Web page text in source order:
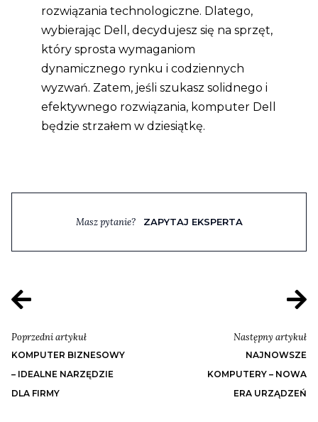
rozwiązania technologiczne. Dlatego,
wybierając Dell, decydujesz się na sprzęt,
który sprosta wymaganiom
dynamicznego rynku i codziennych
wyzwań. Zatem, jeśli szukasz solidnego i
efektywnego rozwiązania, komputer Dell
będzie strzałem w dziesiątkę.
Masz pytanie? ZAPYTAJ EKSPERTA
Poprzedni artykuł
KOMPUTER BIZNESOWY
– IDEALNE NARZĘDZIE
DLA FIRMY
Następny artykuł
NAJNOWSZE
KOMPUTERY – NOWA
ERA URZĄDZEŃ